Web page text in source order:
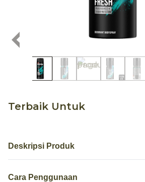
Terbaik Untuk
Deskripsi Produk
Cara Penggunaan